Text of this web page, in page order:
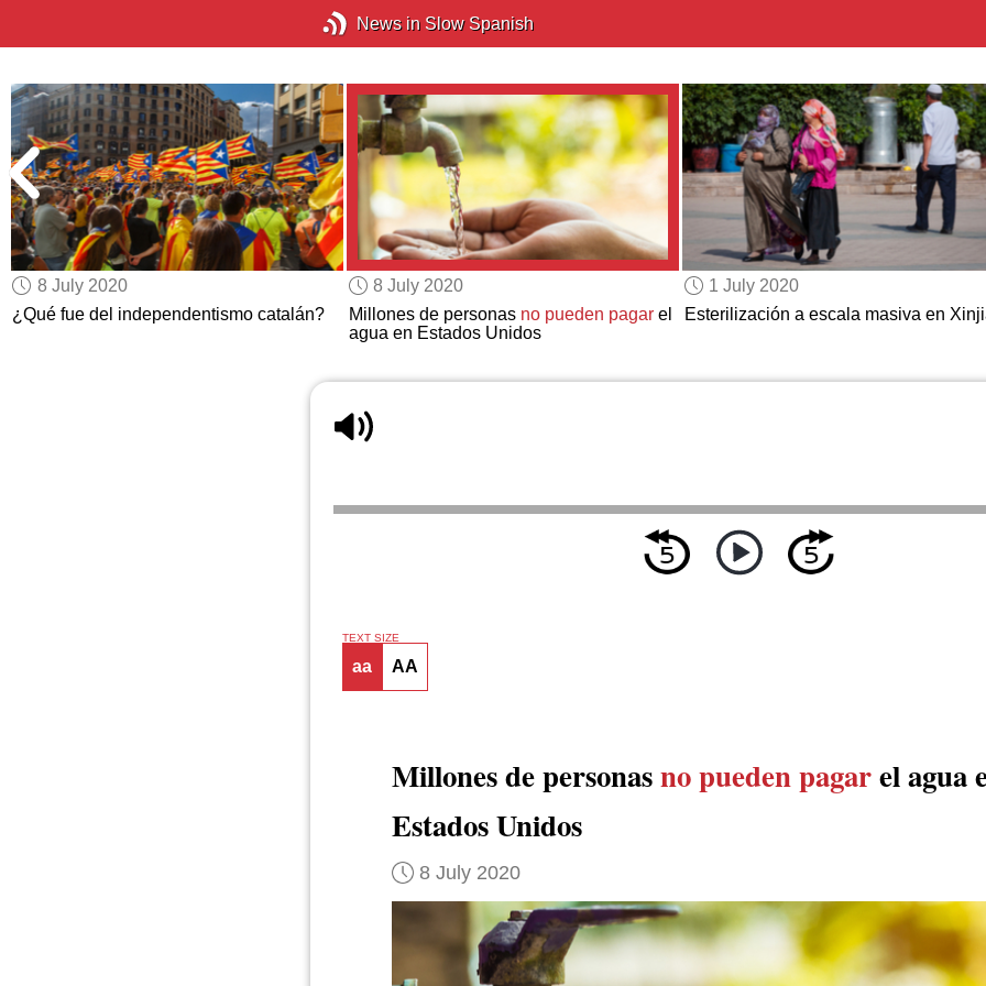
News in Slow Spanish
8 July 2020
¿Qué fue del independentismo catalán?
8 July 2020
Millones de personas no pueden pagarel
agua en Estados Unidos
1 July 2020
Esterilización a escala masiva en
TEXT SIZE
aa AA
Millones de personasno pueden pagarel agua
Estados Unidos
8 July 2020